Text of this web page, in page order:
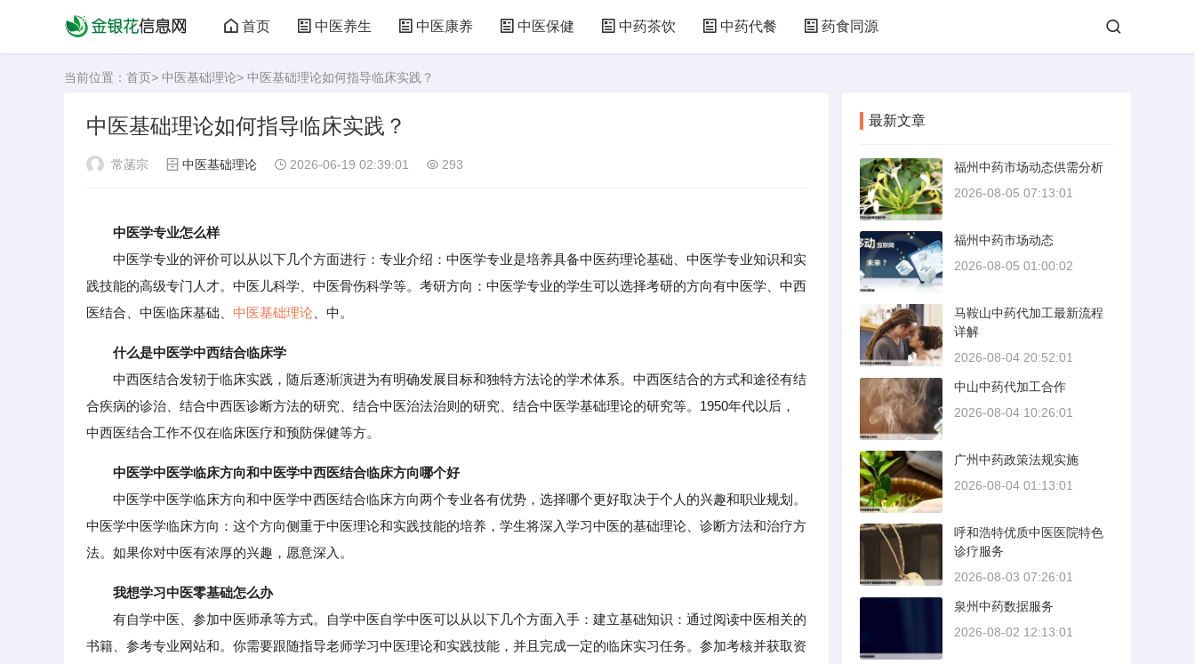
首页 中医养生 中医康养 中医保健 中药茶饮 中药代餐 药食同源
当前位置： 首页> 中医基础理论> 中医基础理论如何指导临床实践？
中医基础理论如何指导临床实践？
常菡宗 中医基础理论 2026-06-19 02:39:01 293
中医学专业怎么样
中医学专业的评价可以从以下几个方面进行：专业介绍：中医学专业是培养具备中医药理论基础、中医学专业知识和实
践技能的高级专门人才。中医儿科学、中医骨伤科学等。考研方向：中医学专业的学生可以选择考研的方向有中医学、中西
医结合、中医临床基础、 中医基础理论 、中。
什么是中医学中西结合临床学
中西医结合发轫于临床实践，随后逐渐演进为有明确发展目标和独特方法论的学术体系。中西医结合的方式和途径有结
合疾病的诊治、结合中西医诊断方法的研究、结合中医治法治则的研究、结合中医学基础理论的研究等。1950年代以后，
中西医结合工作不仅在临床医疗和预防保健等方。
中医学中医学临床方向和中医学中西医结合临床方向哪个好
中医学中医学临床方向和中医学中西医结合临床方向两个专业各有优势，选择哪个更好取决于个人的兴趣和职业规划。
中医学中医学临床方向：这个方向侧重于中医理论和实践技能的培养，学生将深入学习中医的基础理论、诊断方法和治疗方
法。如果你对中医有浓厚的兴趣，愿意深入。
我想学习中医零基础怎么办
有自学中医、参加中医师承等方式。自学中医自学中医可以从以下几个方面入手：建立基础知识：通过阅读中医相关的
书籍、参考专业网站和。你需要跟随指导老师学习中医理论和实践技能，并且完成一定的临床实习任务。参加考核并获取资
最新文章
福州中药市场动态供需分析
2026-08-05 07:13:01
福州中药市场动态
2026-08-05 01:00:02
马鞍山中药代加工最新流程
详解
2026-08-04 20:52:01
中山中药代加工合作
2026-08-04 10:26:01
广州中药政策法规实施
2026-08-04 01:13:01
呼和浩特优质中医医院特色
诊疗服务
2026-08-03 07:26:01
泉州中药数据服务
2026-08-02 12:13:01